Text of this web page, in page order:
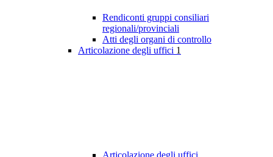
Rendiconti gruppi consiliari
regionali/provinciali
Atti degli organi di controllo
Articolazione degli uffici 1